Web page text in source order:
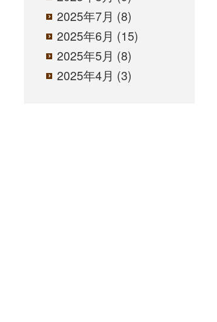
2025年7月 (8)
2025年6月 (15)
2025年5月 (8)
2025年4月 (3)